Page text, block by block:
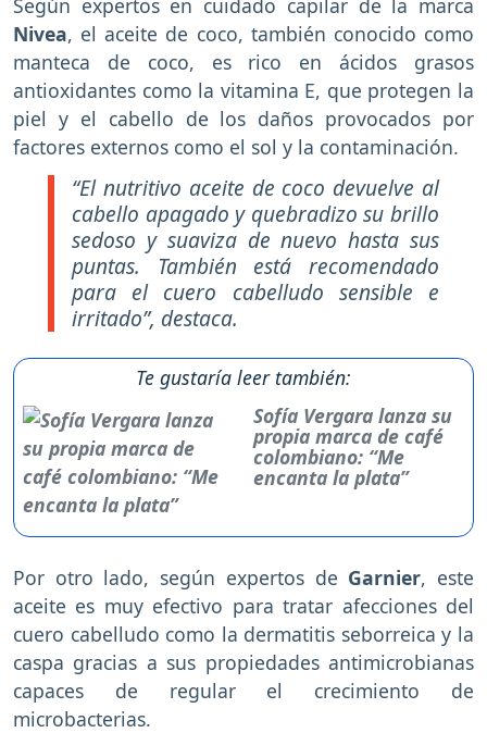
Según expertos en cuidado capilar de la marca
Nivea, el aceite de coco, también conocido como
manteca de coco, es rico en ácidos grasos
antioxidantes como la vitamina E, que protegen la
piel y el cabello de los daños provocados por
factores externos como el sol y la contaminación.
“El nutritivo aceite de coco devuelve al
cabello apagado y quebradizo su brillo
sedoso y suaviza de nuevo hasta sus
puntas. También está recomendado
para el cuero cabelludo sensible e
irritado”, destaca.
Te gustaría leer también:
Sofía Vergara lanza su
propia marca de café
colombiano: “Me
encanta la plata”
Por otro lado, según expertos de Garnier, este
aceite es muy efectivo para tratar afecciones del
cuero cabelludo como la dermatitis seborreica y la
caspa gracias a sus propiedades antimicrobianas
capaces de regular el crecimiento de
microbacterias.